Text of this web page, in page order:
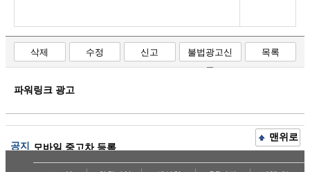
삭제 수정 신고
불법광고신
고
목록
파워링크 광고
공지 모바일 중고차 등록
맨위로